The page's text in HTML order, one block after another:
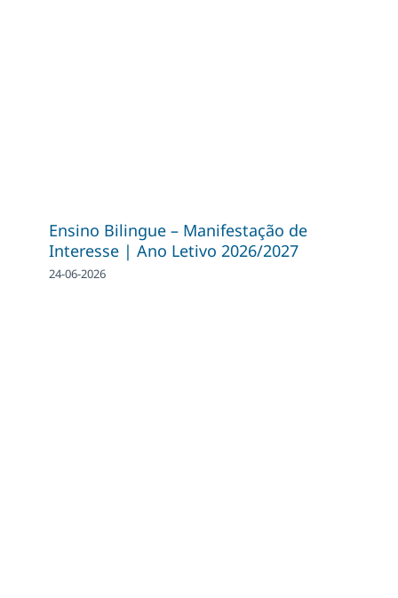
Ensino Bilingue – Manifestação de
Interesse | Ano Letivo 2026/2027
24-06-2026